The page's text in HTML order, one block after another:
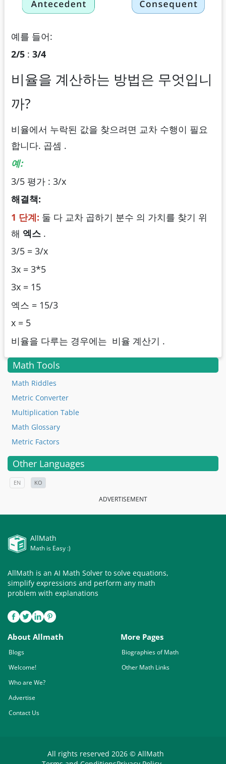
예를 들어:
2/5 : 3/4
비율을 계산하는 방법은 무엇입니
까?
비율에서 누락된 값을 찾으려면 교차 수행이 필요
합니다. 곱셈 .
예:
3/5 평가 : 3/x
해결책:
1 단계: 둘 다 교차 곱하기 분수 의 가치를 찾기 위
해 엑스 .
3/5 = 3/x
3x = 3*5
3x = 15
엑스 = 15/3
x = 5
비율을 다루는 경우에는 비율 계산기 .
Math Tools
Math Riddles
Metric Converter
Multiplication Table
Math Glossary
Metric Factors
Other Languages
EN KO
ADVERTISEMENT
AllMath
Math is Easy :)
AllMath is an AI Math Solver to solve equations,
simplify expressions and perform any math
problem with explanations
About Allmath
Blogs
Welcome!
Who are We?
Advertise
Contact Us
More Pages
Biographies of Math
Other Math Links
All rights reserved 2026 © AllMath